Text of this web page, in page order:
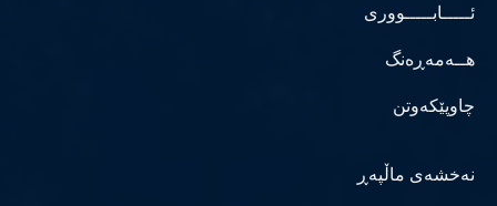
ئـــــابـــــووری
هــەمەڕەنگ
چاوپێکەوتن
نەخشەی ماڵپەڕ